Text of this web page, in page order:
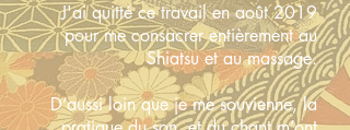
J'ai quitté ce travail en août 2019
pour me consacrer entièrement au
Shiatsu et au massage.
D’aussi loin que je me souvienne, la